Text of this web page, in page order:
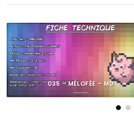
Pixel Book
Gotta
Card'em
035 – MÉLOFÉE – MD